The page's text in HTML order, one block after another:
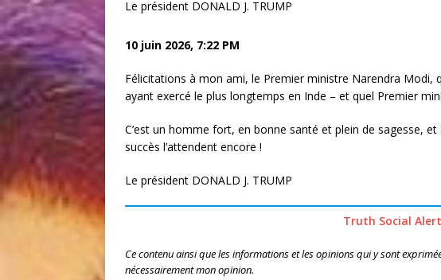
Le président DONALD J. TRUMP
10 juin 2026, 7:22 PM
Félicitations à mon ami, le Premier ministre Narendra Modi,
ayant exercé le plus longtemps en Inde – et quel Premier
C’est un homme fort, en bonne santé et plein de sagesse,
succès l’attendent encore !
Le président DONALD J. TRUMP
Truth Social
Ce contenu ainsi que les informations et les opinions qui y sont
nécessairement mon opinion.